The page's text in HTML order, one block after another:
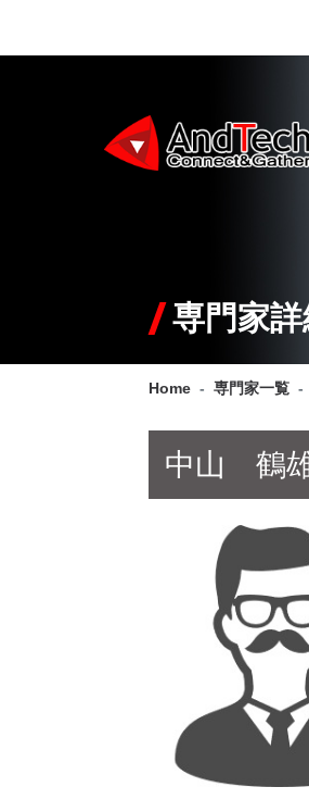
専門家詳
Home 専門家一覧
中山 鶴